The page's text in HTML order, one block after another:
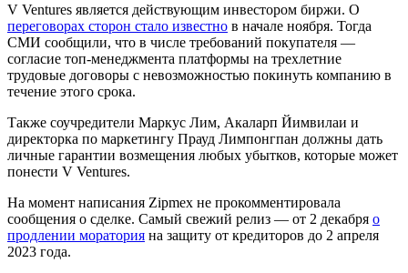
V Ventures является действующим инвестором биржи. О
переговорах сторон стало известно в начале ноября. Тогда
СМИ сообщили, что в числе требований покупателя —
согласие топ-менеджмента платформы на трехлетние
трудовые договоры с невозможностью покинуть компанию в
течение этого срока.
Также соучредители Маркус Лим, Акаларп Йимвилаи и
директорка по маркетингу Прауд Лимпонгпан должны дать
личные гарантии возмещения любых убытков, которые может
понести V Ventures.
На момент написания Zipmex не прокомментировала
сообщения о сделке. Самый свежий релиз — от 2 декабря о
продлении моратория на защиту от кредиторов до 2 апреля
2023 года.